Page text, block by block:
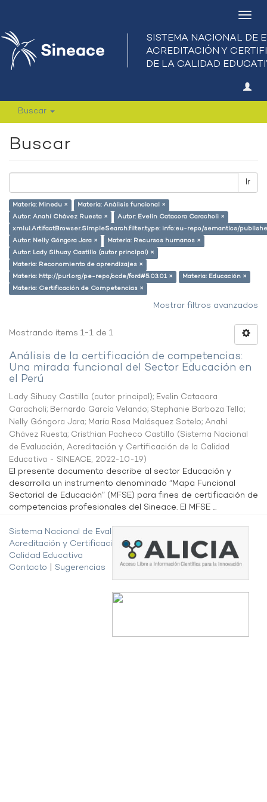
Buscar
Buscar
Ir
Materia: Minedu ×
Materia: Análisis funcional ×
Autor: Anahí Chávez Ruesta ×
Autor: Evelin Catacora Caracholi ×
xmlui.ArtifactBrowser.SimpleSearch.filter.type: info:eu-repo/semantics/
Autor: Nelly Góngora Jara ×
Materia: Recursos humanos ×
Autor: Lady Sihuay Castillo (autor principal) ×
Materia: Reconomiento de aprendizajes ×
Materia: http://purl.org/pe-repo/ocde/ford#5.03.01 ×
Materia: Educación ×
Materia: Certificación de Competencias ×
Mostrar filtros avanzados
Mostrando ítems 1-1 de 1
Análisis de la certificación de competencias:
Una mirada funcional del Sector Educación en
el Perú
Lady Sihuay Castillo (autor principal); Evelin Catacora
Caracholi; Bernardo García Velando; Stephanie Barboza Tello;
Nelly Góngora Jara; María Rosa Malásquez Sotelo; Anahí
Chávez Ruesta; Cristhian Pacheco Castillo (Sistema Nacional
de Evaluación, Acreditación y Certificación de la Calidad
Educativa - SINEACE, 2022-10-19)
El presente documento describe al sector Educación y
desarrolla un instrumento denominado “Mapa Funcional
Sectorial de Educación” (MFSE) para fines de certificación de
competencias profesionales del Sineace. El MFSE ...
Sistema Nacional de Evaluación,
Acreditación y Certificación de la
Calidad Educativa
Contacto
Sugerencias